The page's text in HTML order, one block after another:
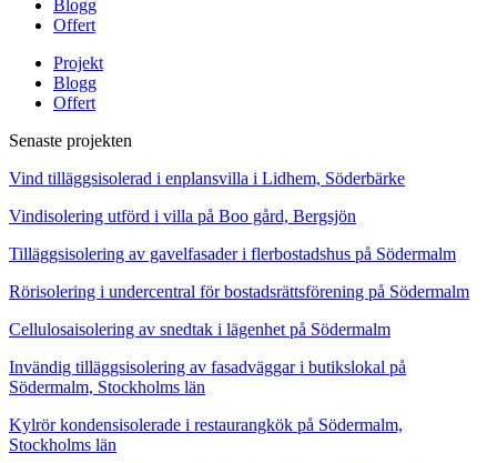
Blogg
Offert
Projekt
Blogg
Offert
Senaste projekten
Vind tilläggsisolerad i enplansvilla i Lidhem, Söderbärke
Vindisolering utförd i villa på Boo gård, Bergsjön
Tilläggsisolering av gavelfasader i flerbostadshus på Södermalm
Rörisolering i undercentral för bostadsrättsförening på Södermalm
Cellulosaisolering av snedtak i lägenhet på Södermalm
Invändig tilläggsisolering av fasadväggar i butikslokal på
Södermalm, Stockholms län
Kylrör kondensisolerade i restaurangkök på Södermalm,
Stockholms län